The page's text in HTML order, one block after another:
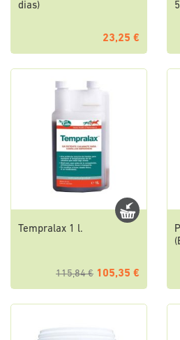
dias)
23,25 €
Tempralax 1 l.
115,84 € 105,35 €